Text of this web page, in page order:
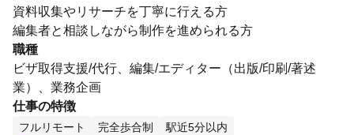
資料収集やリサーチを丁寧に行える方
編集者と相談しながら制作を進められる方
職種
ビザ取得支援/代行、編集/エディター（出版/印刷/著述
業）、業務企画
仕事の特徴
フルリモート 完全歩合制 駅近5分以内